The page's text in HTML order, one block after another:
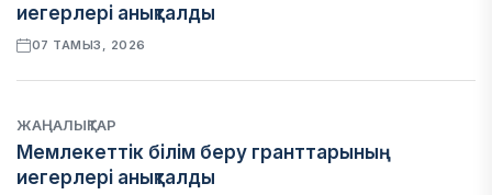
иегерлері анықталды
07 ТАМЫЗ, 2026
ЖАҢАЛЫҚТАР
Мемлекеттік білім беру гранттарының
иегерлері анықталды